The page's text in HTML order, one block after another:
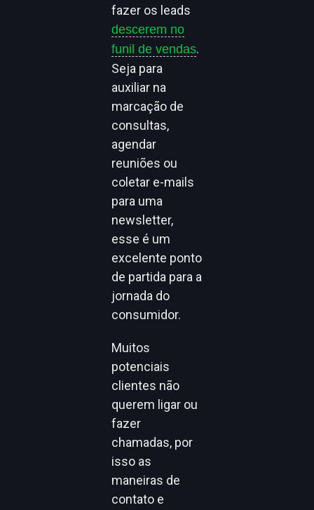
fazer os leads
descerem no
funil de vendas.
Seja para
auxiliar na
marcação de
consultas,
agendar
reuniões ou
coletar e-mails
para uma
newsletter,
esse é um
excelente ponto
de partida para a
jornada do
consumidor.
Muitos
potenciais
clientes não
querem ligar ou
fazer
chamadas, por
isso as
maneiras de
contato e